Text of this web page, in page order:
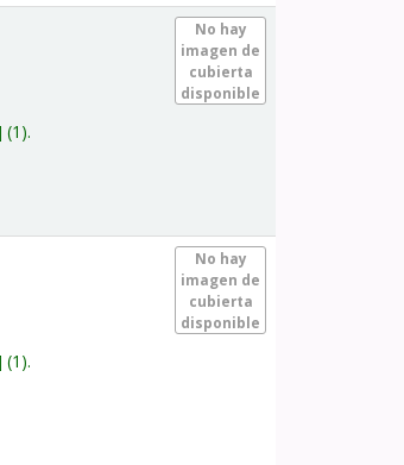
No hay
imagen de
cubierta
disponible
(1).
No hay
imagen de
cubierta
disponible
(1).